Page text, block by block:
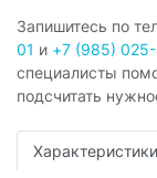
Запишитесь по
01 и +7 (985)
специалисты
подсчитать
Характеристики